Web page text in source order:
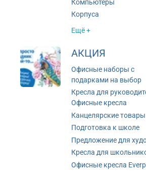
Компьютеры
Корпуса
Ещё +
АКЦИЯ
Офисные наборы с
подарками на выбор
Кресла для
Офисные кресла
Канцелярские товары
Подготовка к школе
Предложение для
Кресла для
Офисные кресла